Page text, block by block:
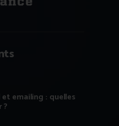
et emailing : quelles
?